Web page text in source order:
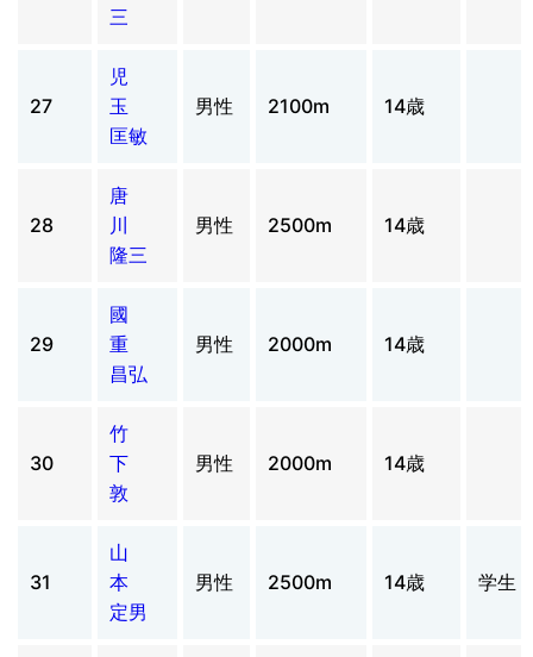
三
27
児
玉
匡敏
男性 2100m 14歳
28
唐
川
隆三
男性 2500m 14歳
29
國
重
昌弘
男性 2000m 14歳
30
竹
下
敦
男性 2000m 14歳
31
山
本
定男
男性 2500m 14歳 学生